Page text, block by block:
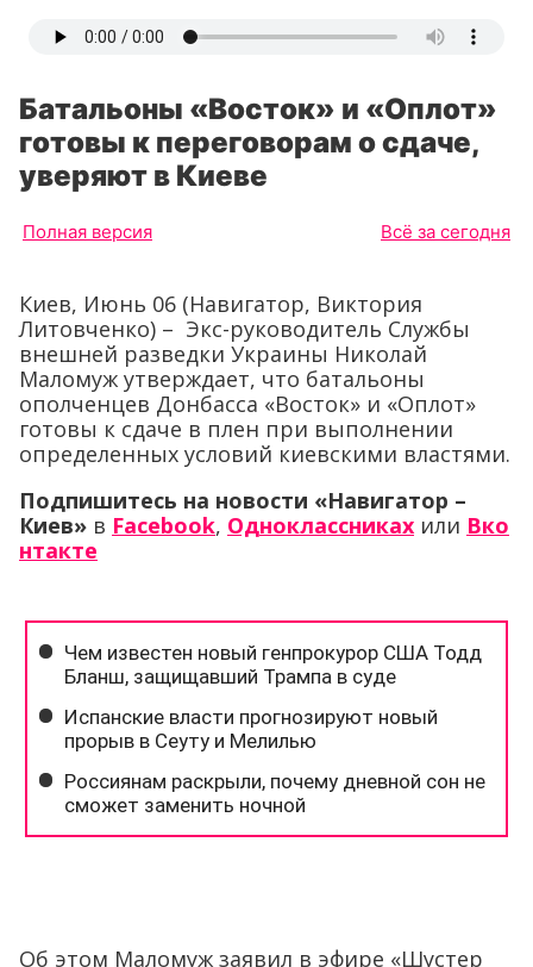
Батальоны «Восток» и «Оплот»
готовы к переговорам о сдаче,
уверяют в Киеве
Полная версия Всё за сегодня
Киев, Июнь 06 (Навигатор, Виктория
Литовченко) – Экс-руководитель Службы
внешней разведки Украины Николай
Маломуж утверждает, что батальоны
ополченцев Донбасса «Восток» и «Оплот»
готовы к сдаче в плен при выполнении
определенных условий киевскими властями.
Подпишитесь на новости «Навигатор –
Киев» в Facebook, Одноклассниках или Вко
нтакте
Об этом Маломуж заявил в эфире «Шустер